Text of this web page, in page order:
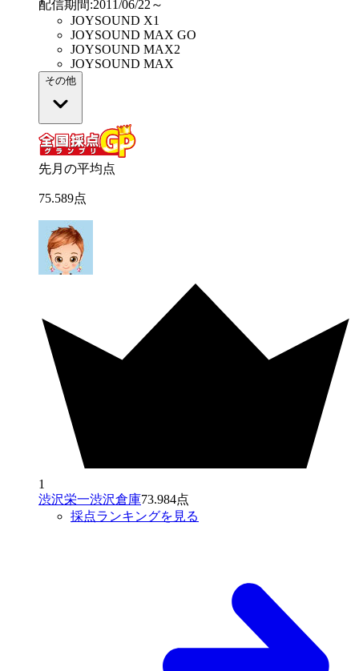
配信期間:2011/06/22～
JOYSOUND X1
JOYSOUND MAX GO
JOYSOUND MAX2
JOYSOUND MAX
その他
先月の平均点
75.589点
1
渋沢栄一渋沢倉庫73.984点
採点ランキングを見る